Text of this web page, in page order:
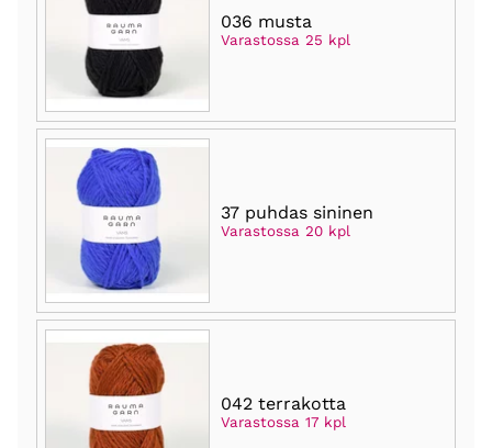
036 musta
Varastossa 25 kpl
37 puhdas sininen
Varastossa 20 kpl
042 terrakotta
Varastossa 17 kpl